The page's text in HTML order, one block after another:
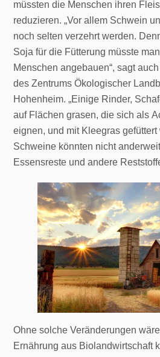
müssten die Menschen ihren
reduzieren. „Vor allem Schwein
noch selten verzehrt werden.
Soja für die Fütterung müsste
Menschen angebauen“, sagt
des Zentrums Ökologischer
Hohenheim. „Einige Rinder,
auf Flächen grasen, die sich als
eignen, und mit Kleegras
Schweine könnten nicht
Essensreste und andere
Ohne solche Veränderungen
Ernährung aus Biolandwirtschaft